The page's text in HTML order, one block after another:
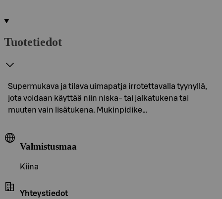
Tuotetiedot
Supermukava ja tilava uimapatja irrotettavalla tyynyllä,
jota voidaan käyttää niin niska- tai jalkatukena tai
muuten vain lisätukena. Mukinpidike…
Valmistusmaa
Kiina
Yhteystiedot